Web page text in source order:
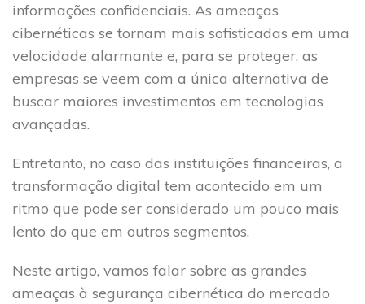
informações confidenciais. As ameaças
cibernéticas se tornam mais sofisticadas em uma
velocidade alarmante e, para se proteger, as
empresas se veem com a única alternativa de
buscar maiores investimentos em tecnologias
avançadas.
Entretanto, no caso das instituições financeiras, a
transformação digital tem acontecido em um
ritmo que pode ser considerado um pouco mais
lento do que em outros segmentos.
Neste artigo, vamos falar sobre as grandes
ameaças à segurança cibernética do mercado